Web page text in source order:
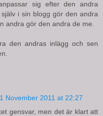
sig efter den andra
i sin blogg gör den andra
andra gör den andra de me.
den andras inlägg och sen
1 November 2011 at 22:27
gensvar, men det är klart att